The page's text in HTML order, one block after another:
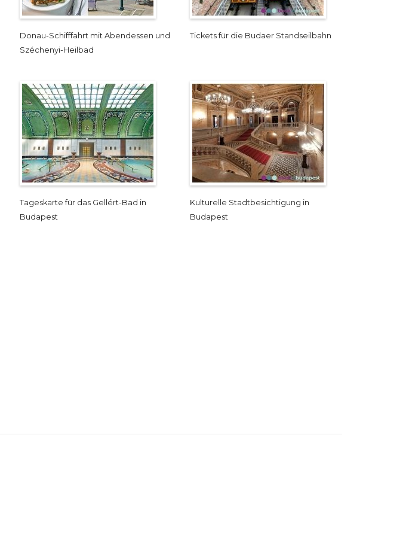
Donau-Schifffahrt mit Abendessen und
Széchenyi-Heilbad
Tickets für die Budaer Standseilbahn
Tageskarte für das Gellért-Bad in
Budapest
Kulturelle Stadtbesichtigung in
Budapest